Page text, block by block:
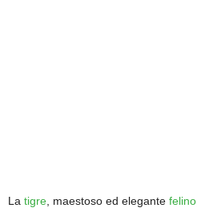
La tigre , maestoso ed elegante felino